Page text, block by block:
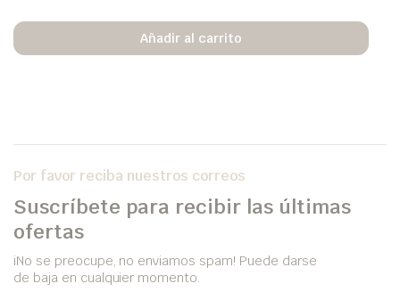
Añadir al carrito
Por favor reciba nuestros correos
Suscríbete para recibir las últimas
ofertas
iNo se preocupe, no enviamos spam! Puede darse
de baja en cualquier momento.